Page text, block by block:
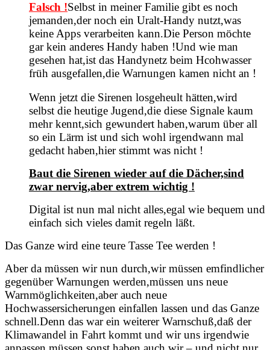
Falsch !Selbst in meiner Familie gibt es noch
jemanden,der noch ein Uralt-Handy nutzt,was
keine Apps verarbeiten kann.Die Person möchte
gar kein anderes Handy haben !Und wie man
gesehen hat,ist das Handynetz beim Hcohwasser
früh ausgefallen,die Warnungen kamen nicht an !
Wenn jetzt die Sirenen losgeheult hätten,wird
selbst die heutige Jugend,die diese Signale kaum
mehr kennt,sich gewundert haben,warum über all
so ein Lärm ist und sich wohl irgendwann mal
gedacht haben,hier stimmt was nicht !
Baut die Sirenen wieder auf die Dächer,sind
zwar nervig,aber extrem wichtig !
Digital ist nun mal nicht alles,egal wie bequem und
einfach sich vieles damit regeln läßt.
Das Ganze wird eine teure Tasse Tee werden !
Aber da müssen wir nun durch,wir müssen emfindlicher
gegenüber Warnungen werden,müssen uns neue
Warnmöglichkeiten,aber auch neue
Hochwassersicherungen einfallen lassen und das Ganze
schnell.Denn das war ein weiterer Warnschuß,daß der
Klimawandel in Fahrt kommt und wir uns irgendwie